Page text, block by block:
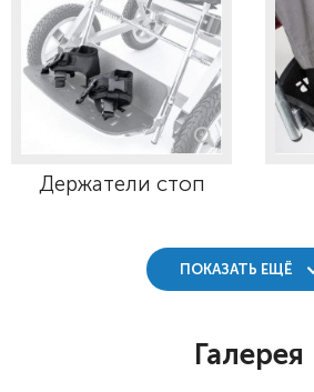
Держатели стоп
ПОКАЗАТЬ ЕЩЁ
Галерея